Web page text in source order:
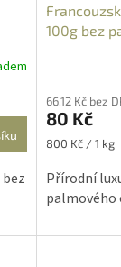
100g bez
produktu
je
5,0
5
hvězdiček.
66,12 Kč bez
80 Kč
Měrná
800 Kč / 1 kg
Přírodní
palmového